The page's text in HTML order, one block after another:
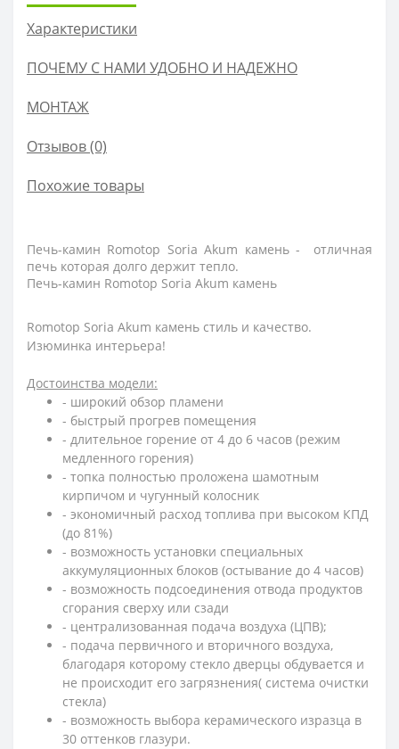
Характеристики
ПОЧЕМУ С НАМИ УДОБНО И НАДЕЖНО
МОНТАЖ
Отзывов (0)
Похожие товары
Печь-камин Romotop Soria Akum камень - отличная
печь которая долго держит тепло.
Печь-камин Romotop Soria Akum камень
Romotop Soria Akum камень стиль и качество.
Изюминка интерьера!
Достоинства модели:
- широкий обзор пламени
- быстрый прогрев помещения
- длительное горение от 4 до 6 часов (режим
медленного горения)
- топка полностью проложена шамотным
кирпичом и чугунный колосник
- экономичный расход топлива при высоком КПД
(до 81%)
- возможность установки специальных
аккумуляционных блоков (остывание до 4 часов)
- возможность подсоединения отвода продуктов
сгорания сверху или сзади
- централизованная подача воздуха (ЦПВ);
- подача первичного и вторичного воздуха,
благодаря которому стекло дверцы обдувается и
не происходит его загрязнения( система очистки
стекла)
- возможность выбора керамического изразца в
30 оттенков глазури.